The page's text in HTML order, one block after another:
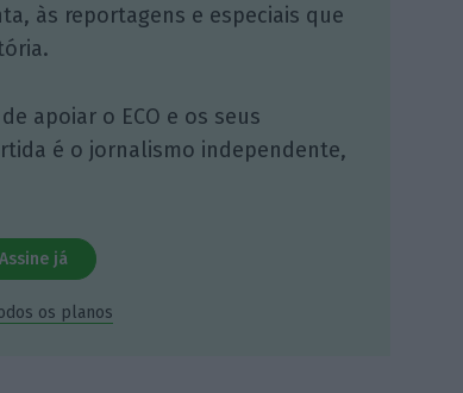
às reportagens e especiais que
apoiar o ECO e os seus
é o jornalismo independente,
Assine já
os planos